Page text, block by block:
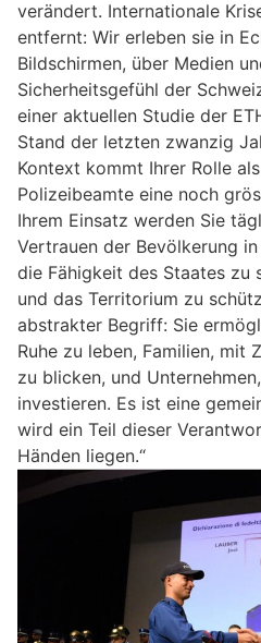
verändert. Internationale
entfernt: Wir erleben sie in
Bildschirmen, über Medien
Sicherheitsgefühl der
einer aktuellen Studie der
Stand der letzten zwanzig
Kontext kommt Ihrer Rolle
Polizeibeamte eine noch
Ihrem Einsatz werden Sie
Vertrauen der Bevölkerung
die Fähigkeit des Staates zu
und das Territorium zu
abstrakter Begriff: Sie
Ruhe zu leben, Familien, mit
zu blicken, und
investieren. Es ist eine
wird ein Teil dieser
Händen liegen.“